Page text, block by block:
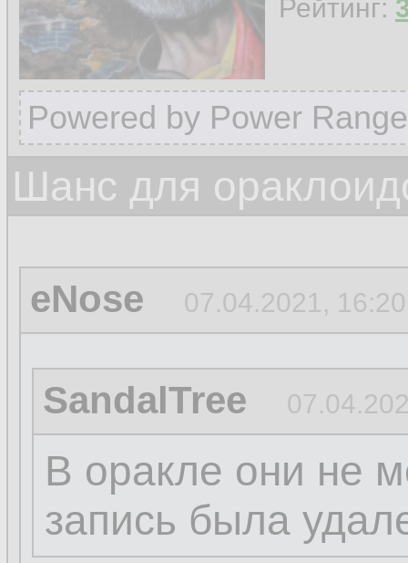
Рейтинг:
Powered by Power
Шанс для
eNose 07.04.2021, 16:20
SandalTree
В оракле они не
запись была